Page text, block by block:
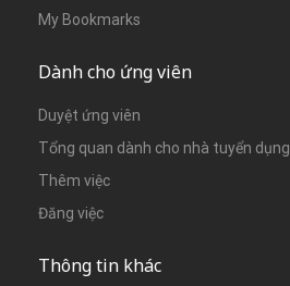
My Bookmarks
Dành cho ứng viên
Duyệt ứng viên
Tổng quan dành cho nhà tuyển dụng
Thêm việc
Đăng việc
Thông tin khác